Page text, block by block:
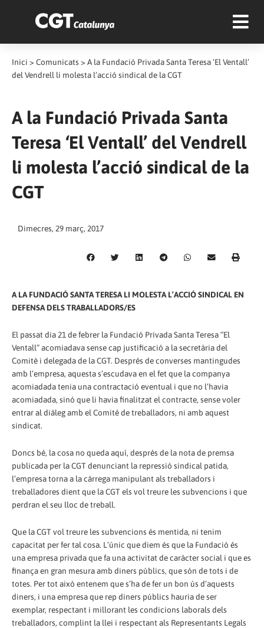
Inici > Comunicats > A la Fundació Privada Santa Teresa ‘El Ventall’
del Vendrell li molesta l’acció sindical de la CGT
A la Fundació Privada Santa
Teresa ‘El Ventall’ del Vendrell
li molesta l’acció sindical de la
CGT
Dimecres, 29 març, 2017
A LA FUNDACIÓ SANTA TERESA LI MOLESTA L’ACCIÓ SINDICAL EN
DEFENSA DELS TRABALLADORS/ES
El passat dia 21 de febrer la Fundació Privada Santa Teresa “El
Ventall” acomiadava sense cap justificació a la secretària del
Comitè i delegada de la CGT. Després de converses mantingudes
amb l’empresa, aquesta s’escudava en el fet que la companya
acomiadada tenia una contractació eventual i que no l’havia
acomiadada, sinó que li havia finalitzat el contracte, sense voler
entrar al diàleg amb el Comitè de treballadors, ni amb aquest
sindicat.
Doncs bé, la cosa no queda aquí, després de la nota de premsa
publicada per la CGT denunciant la repressió sindical patida,
l’empresa torna a la càrrega manipulant als treballadors i
treballadores dient que la CGT els vol treure les subvencions i que
perdran el seu lloc de treball.
Que la CGT vol treure les subvencions és mentida, ni tenim
capacitat per fer tal cosa. L’únic que diem és que la Fundació és
una empresa privada que fa una activitat de caràcter social i que es
finança en gran mesura amb diners públics, que són de tots i de
totes. Per tot això entenem que s’ha de fer un bon ús d’aquests
diners, i una empresa que rep diners públics hauria de ser
exemplar, respectant i millorant les condicions laborals dels
treballadors, complint la llei i respectant als Representants Legals